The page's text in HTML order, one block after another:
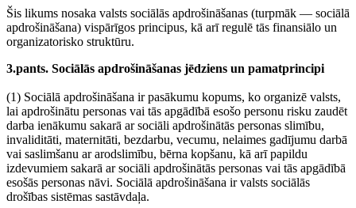
Šis likums nosaka valsts sociālās apdrošināšanas (turpmāk — sociālā
apdrošināšana) vispārīgos principus, kā arī regulē tās finansiālo un
organizatorisko struktūru.
3.pants. Sociālās apdrošināšanas jēdziens un pamatprincipi
(1) Sociālā apdrošināšana ir pasākumu kopums, ko organizē valsts,
lai apdrošinātu personas vai tās apgādībā esošo personu risku zaudēt
darba ienākumu sakarā ar sociāli apdrošinātās personas slimību,
invaliditāti, maternitāti, bezdarbu, vecumu, nelaimes gadījumu darbā
vai saslimšanu ar arodslimību, bērna kopšanu, kā arī papildu
izdevumiem sakarā ar sociāli apdrošinātās personas vai tās apgādībā
esošās personas nāvi. Sociālā apdrošināšana ir valsts sociālās
drošības sistēmas sastāvdaļa.